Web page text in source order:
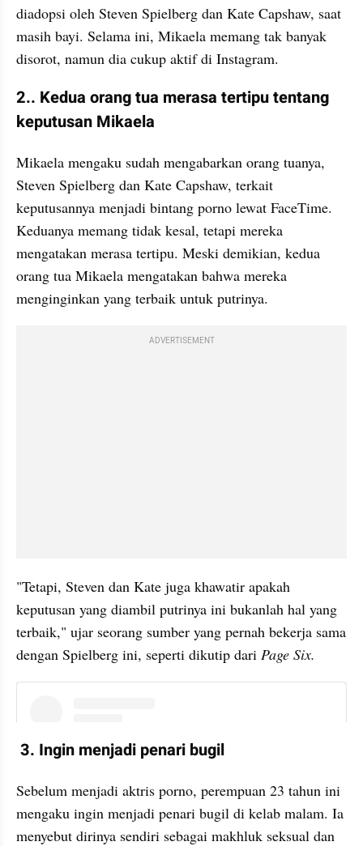
diadopsi oleh Steven Spielberg dan Kate Capshaw, saat
masih bayi. Selama ini, Mikaela memang tak banyak
disorot, namun dia cukup aktif di Instagram.
2.. Kedua orang tua merasa tertipu tentang
keputusan Mikaela
Mikaela mengaku sudah mengabarkan orang tuanya,
Steven Spielberg dan Kate Capshaw, terkait
keputusannya menjadi bintang porno lewat FaceTime.
Keduanya memang tidak kesal, tetapi mereka
mengatakan merasa tertipu. Meski demikian, kedua
orang tua Mikaela mengatakan bahwa mereka
menginginkan yang terbaik untuk putrinya.
ADVERTISEMENT
"Tetapi, Steven dan Kate juga khawatir apakah
keputusan yang diambil putrinya ini bukanlah hal yang
terbaik," ujar seorang sumber yang pernah bekerja sama
dengan Spielberg ini, seperti dikutip dari Page Six.
3. Ingin menjadi penari bugil
Sebelum menjadi aktris porno, perempuan 23 tahun ini
mengaku ingin menjadi penari bugil di kelab malam. Ia
menyebut dirinya sendiri sebagai makhluk seksual dan